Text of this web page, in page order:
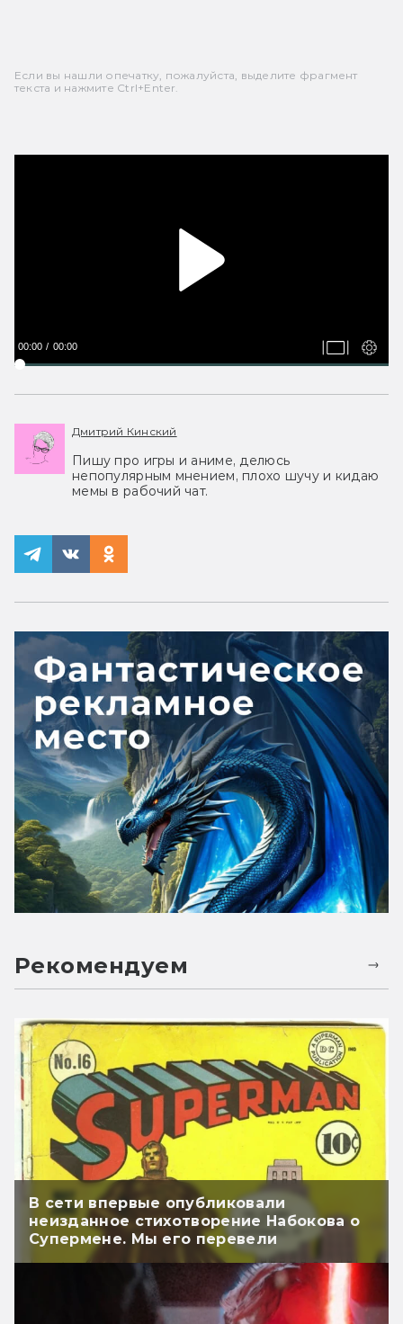
Если вы нашли опечатку, пожалуйста, выделите фрагмент
текста и нажмите Ctrl+Enter.
00:00 00:00
Дмитрий Кинский
Пишу про игры и аниме, делюсь
непопулярным мнением, плохо шучу и кидаю
мемы в рабочий чат.
Рекомендуем
В сети впервые опубликовали
неизданное стихотворение Набокова о
Супермене. Мы его перевели